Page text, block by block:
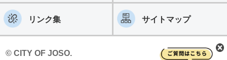
リンク集 サイトマップ
© CITY OF JOSO.